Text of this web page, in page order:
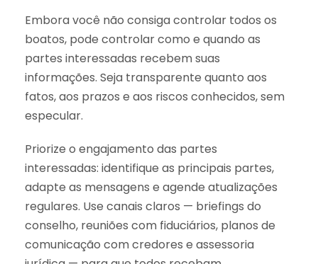
Embora você não consiga controlar todos os
boatos, pode controlar como e quando as
partes interessadas recebem suas
informações. Seja transparente quanto aos
fatos, aos prazos e aos riscos conhecidos, sem
especular.
Priorize o engajamento das partes
interessadas: identifique as principais partes,
adapte as mensagens e agende atualizações
regulares. Use canais claros — briefings do
conselho, reuniões com fiduciários, planos de
comunicação com credores e assessoria